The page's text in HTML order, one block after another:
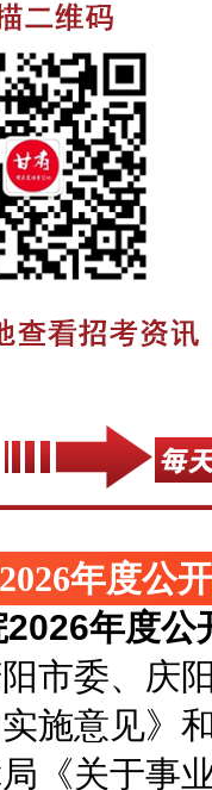
年度公
年度
委、庆阳
施意见》
《关于事